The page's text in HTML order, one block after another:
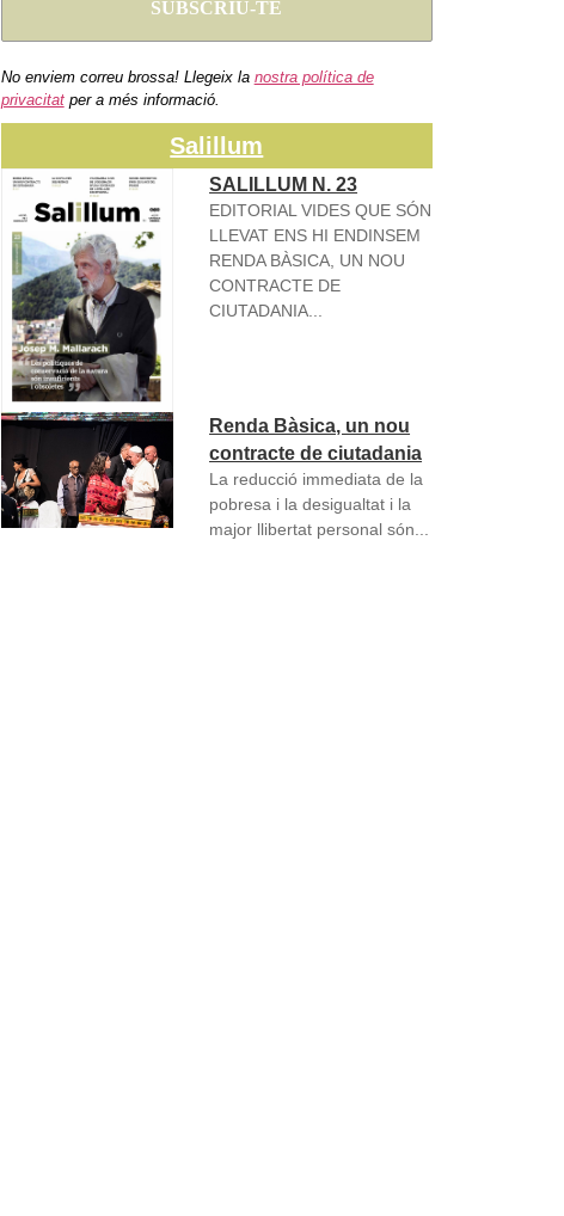
No enviem correu brossa! Llegeix la nostra política de
privacitatper a més informació.
Salillum
SALILLUM N. 23
EDITORIAL VIDES QUE SÓN
LLEVAT ENS HI ENDINSEM
RENDA BÀSICA, UN NOU
CONTRACTE DE
CIUTADANIA...
Renda Bàsica, un nou
contracte de ciutadania
La reducció immediata de la
pobresa i la desigualtat i la
major llibertat personal són...